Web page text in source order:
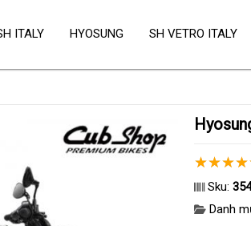
Sku:
Danh
ITALY HYOSUNG SH VETRO ITALY